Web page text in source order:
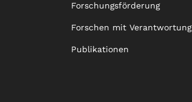
Forschungsförderung
Forschen mit Verantwortung
Publikationen